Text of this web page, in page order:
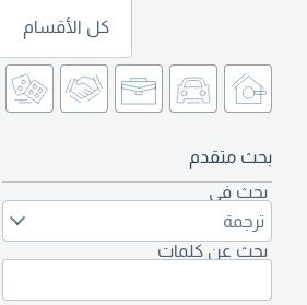
كل الأقسام
بحث متقدم
بحث في
ترجمة
بحث عن كلمات